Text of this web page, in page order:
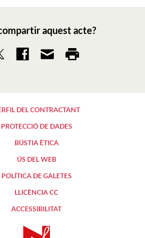
aquest acte?
DEL CONTRACTANT
PROTECCIÓ DE DADES
BÚSTIA ÈTICA
ÚS DEL WEB
POLÍTICA DE GALETES
LLICÈNCIA CC
ACCESSIBILITAT